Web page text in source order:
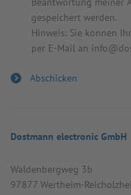
gespeichert werden.
Hinweis: Sie können
per E-Mail an
Dostmann electronic GmbH
Wal­den­berg­weg 3b
97877 Wert­heim-